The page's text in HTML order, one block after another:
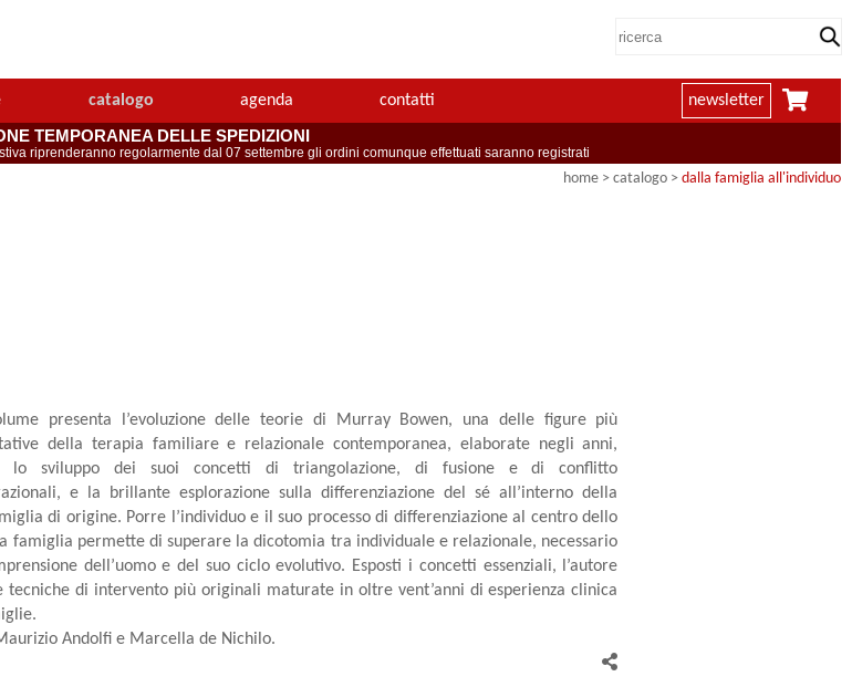
catalogo agenda contatti newsletter
TEMPORANEA DELLE SPEDIZIONI
riprenderanno regolarmente dal 07 settembre gli ordini comunque effettuati saranno registrati
home > catalogo > dalla famiglia all'individuo
presenta l’evoluzione delle teorie di Murray Bowen, una delle figure più
della terapia familiare e relazionale contemporanea, elaborate negli anni,
lo sviluppo dei suoi concetti di triangolazione, di fusione e di conflitto
e la brillante esplorazione sulla differenziazione del sé all’interno della
di origine. Porre l’individuo e il suo processo di differenziazione al centro dello
famiglia permette di superare la dicotomia tra individuale e relazionale, necessario
dell’uomo e del suo ciclo evolutivo. Esposti i concetti essenziali, l’autore
tecniche di intervento più originali maturate in oltre vent’anni di esperienza clinica
Andolfi e Marcella de Nichilo.